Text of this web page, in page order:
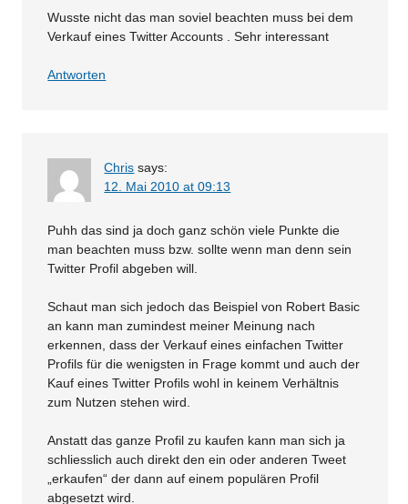
Wusste nicht das man soviel beachten muss bei dem
Verkauf eines Twitter Accounts . Sehr interessant
Antworten
Chris says:
12. Mai 2010 at 09:13
Puhh das sind ja doch ganz schön viele Punkte die
man beachten muss bzw. sollte wenn man denn sein
Twitter Profil abgeben will.
Schaut man sich jedoch das Beispiel von Robert Basic
an kann man zumindest meiner Meinung nach
erkennen, dass der Verkauf eines einfachen Twitter
Profils für die wenigsten in Frage kommt und auch der
Kauf eines Twitter Profils wohl in keinem Verhältnis
zum Nutzen stehen wird.
Anstatt das ganze Profil zu kaufen kann man sich ja
schliesslich auch direkt den ein oder anderen Tweet
„erkaufen“ der dann auf einem populären Profil
abgesetzt wird.